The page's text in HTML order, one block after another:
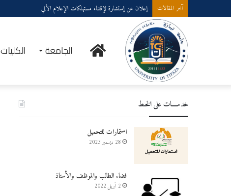
آخر المقالات إعلان عن إستشارة لإقتناء مستهلكات الإعلام الألي
الرئيسيةالجامعة الكليات
خدمــــات على الخـط
استمارات للتحميل
28 ديسمبر 2023
فضاء الطالب والموظف والأستاذ
2 أبريل 2022